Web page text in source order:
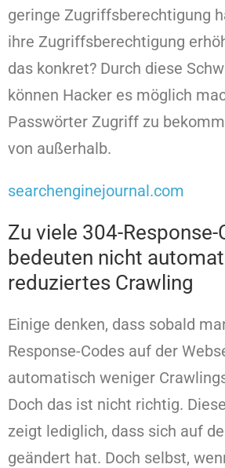
geringe Zugriffsberechtigung
ihre Zugriffsberechtigung
das konkret? Durch diese
können Hacker es möglich
Passwörter Zugriff zu
von außerhalb.
searchenginejournal.com
Zu viele 304-Response-
bedeuten nicht
reduziertes Crawling
Einige denken, dass sobald
Response-Codes auf der
automatisch weniger
Doch das ist nicht richtig.
zeigt lediglich, dass sich auf
geändert hat. Doch selbst,